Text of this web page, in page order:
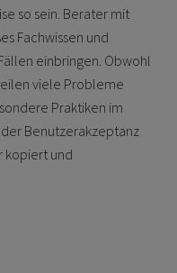
so sein. Berater mit
Fachwissen und
einbringen. Obwohl
viele Probleme
Praktiken im
Benutzerakzeptanz
kopiert und